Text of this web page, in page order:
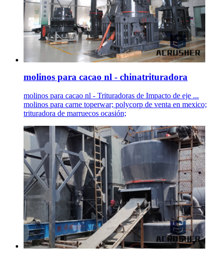
molinos para cacao nl - chinatrituradora
molinos para cacao nl - Trituradoras de Impacto de eje ...
molinos para carne toperwar; polycorp de venta en mexico;
trituradora de marruecos ocasión;